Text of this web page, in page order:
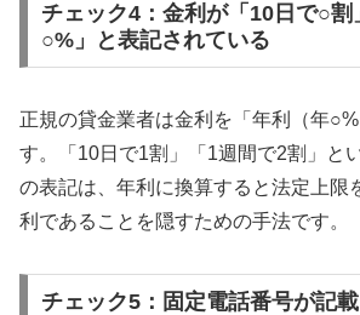
チェック4：金利が「10日で○割
○%」と表記されている
正規の貸金業者は金利を「年利（年
す。「10日で1割」「1週間で2割」と
の表記は、年利に換算すると法定上限
利であることを隠すための手法です。
チェック5：固定電話番号が記